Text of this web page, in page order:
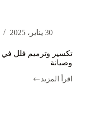
30 يناير، 2025
وصيانة
اقرأ المزيد
تكسير